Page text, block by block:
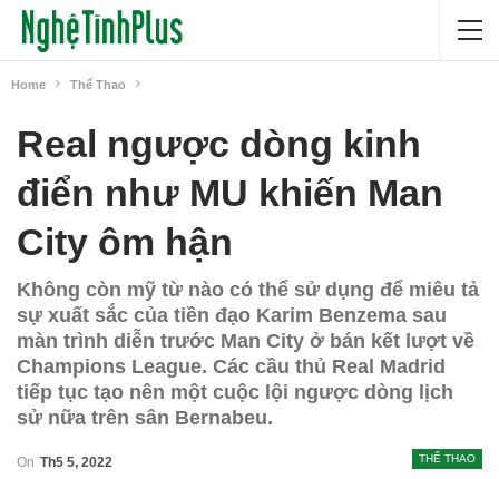
Home Thể Thao
Real ngược dòng kinh
điển như MU khiến Man
City ôm hận
Không còn mỹ từ nào có thể sử dụng để miêu tả
sự xuất sắc của tiền đạo Karim Benzema sau
màn trình diễn trước Man City ở bán kết lượt về
Champions League. Các cầu thủ Real Madrid
tiếp tục tạo nên một cuộc lội ngược dòng lịch
sử nữa trên sân Bernabeu.
THỂ THAO
On Th5 5, 2022